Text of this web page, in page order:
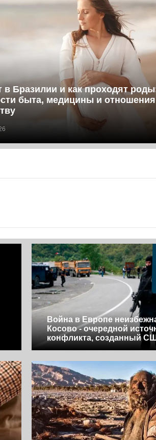
в Бразилии и как проходят
быта, медицины и
Война в Европе
Косово - очередной
конфликта, созданный